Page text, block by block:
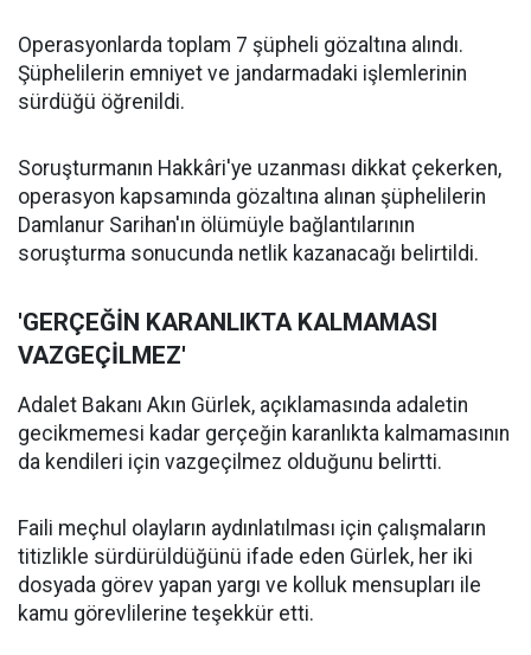
Operasyonlarda toplam 7 şüpheli gözaltına alındı.
Şüphelilerin emniyet ve jandarmadaki işlemlerinin
sürdüğü öğrenildi.
Soruşturmanın Hakkâri'ye uzanması dikkat çekerken,
operasyon kapsamında gözaltına alınan şüphelilerin
Damlanur Sarihan'ın ölümüyle bağlantılarının
soruşturma sonucunda netlik kazanacağı belirtildi.
'GERÇEĞİN KARANLIKTA KALMAMASI
VAZGEÇİLMEZ'
Adalet Bakanı Akın Gürlek, açıklamasında adaletin
gecikmemesi kadar gerçeğin karanlıkta kalmamasının
da kendileri için vazgeçilmez olduğunu belirtti.
Faili meçhul olayların aydınlatılması için çalışmaların
titizlikle sürdürüldüğünü ifade eden Gürlek, her iki
dosyada görev yapan yargı ve kolluk mensupları ile
kamu görevlilerine teşekkür etti.